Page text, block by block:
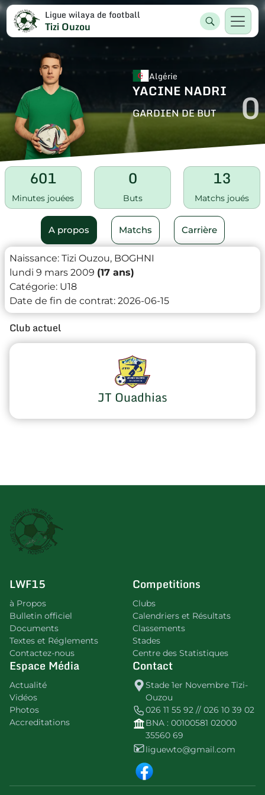
Ligue wilaya de football
Tizi Ouzou
Algérie
YACINE NADRI
GARDIEN DE BUT 0
601
Minutes jouées
0
Buts
13
Matchs joués
A propos Matchs Carrière
Naissance: Tizi Ouzou, BOGHNI
lundi 9 mars 2009 (17 ans)
Catégorie: U18
Date de fin de contrat: 2026-06-15
Club actuel
JT Ouadhias
LWF15
à Propos
Bulletin officiel
Documents
Textes et Réglements
Contactez-nous
Competitions
Clubs
Calendriers et Résultats
Classements
Stades
Centre des Statistiques
Espace Média
Actualité
Vidéos
Photos
Accreditations
Contact
Stade 1er Novembre Tizi-
Ouzou
026 11 55 92 // 026 10 39 02
BNA : 00100581 02000
35560 69
liguewto@gmail.com